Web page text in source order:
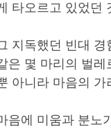
타오르고 있었던
지독했던 빈대
은 몇 마리의 벌
아니라 마음의
음에 미움과 분노